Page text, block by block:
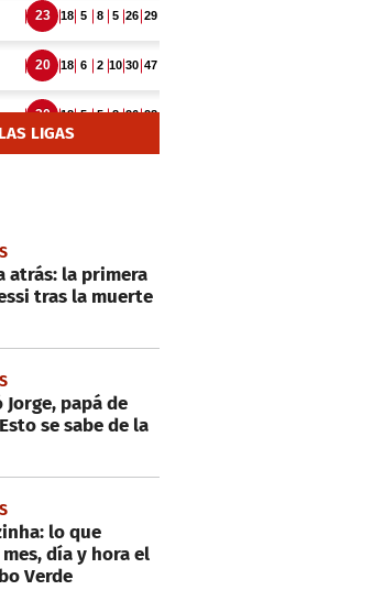
LIGAS
atrás: la primera
tras la muerte
papá de
se sabe de la
lo que
día y hora el
Verde